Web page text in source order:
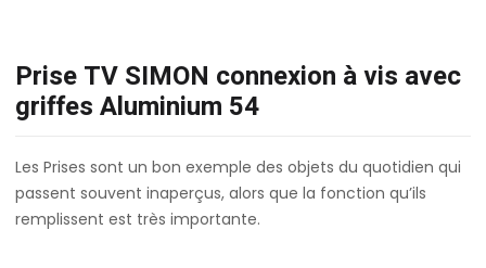
Prise TV SIMON connexion à vis avec
griffes Aluminium 54
Les Prises sont un bon exemple des objets du quotidien qui
passent souvent inaperçus, alors que la fonction qu’ils
remplissent est très importante.